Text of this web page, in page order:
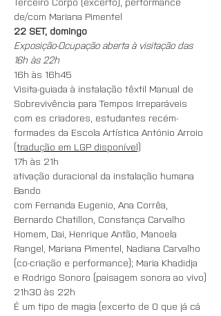
de/com Mariana Pimentel
22 SET, domingo
Exposição-Ocupação aberta à visitação das
16h às 22h
16h às 16h45
Visita-guiada à instalação têxtil Manual de
Sobrevivência para Tempos Irreparáveis
com es criadores, estudantes recém-
formades da Escola Artística António Arroio
(tradução em LGP disponível)
17h às 21h
ativação duracional da instalação humana
Bando
com Fernanda Eugenio, Ana Corrêa,
Bernardo Chatillon, Constança Carvalho
Homem, Dai, Henrique Antão, Manoela
Rangel, Mariana Pimentel, Nadiana Carvalho
(co-criação e performance); Maria Khadidja
e Rodrigo Sonoro (paisagem sonora ao vivo)
21h30 às 22h
É um tipo de magia (excerto de O que já cá